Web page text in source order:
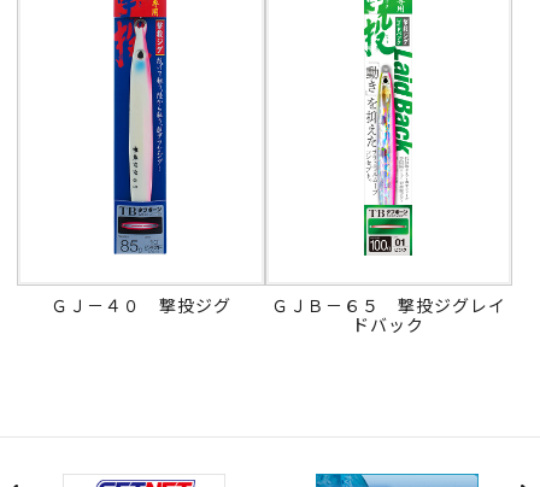
ＧＪ－４０ 撃投ジグ
ＧＪＢ－６５ 撃投ジグレイ
ドバック